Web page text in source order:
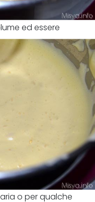
ed essere
o per qualche